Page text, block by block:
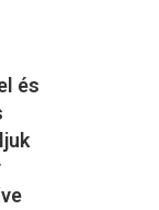
és